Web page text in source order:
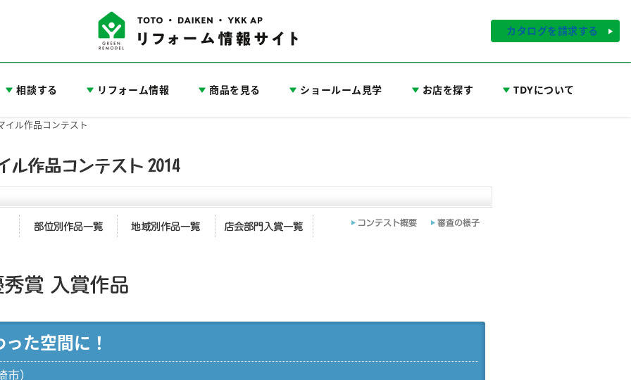
カタログを請求する
相談する リフォーム情報 商品を見る ショールーム見学 お店を探す TDYについて
イル作品コンテスト
た空間に！
）